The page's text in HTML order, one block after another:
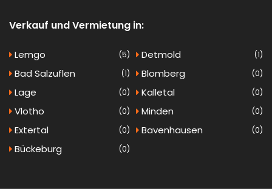
Verkauf und Vermietung in:
Lemgo (5) Detmold (1)
Bad Salzuflen (1) Blomberg (0)
Lage (0) Kalletal (0)
Vlotho (0) Minden (0)
Extertal (0) Bavenhausen (0)
Bückeburg (0)